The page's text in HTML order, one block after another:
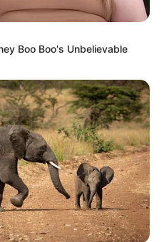
Boo Boo's Unbelievable